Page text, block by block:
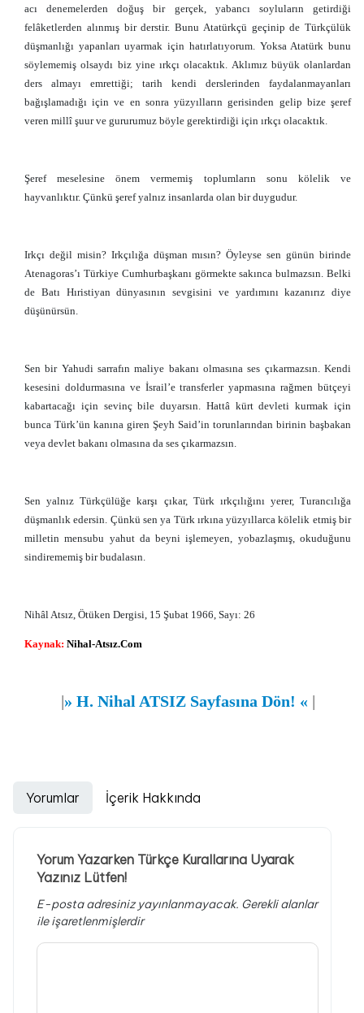
acı denemelerden doğuş bir gerçek, yabancı soyluların getirdiği
felâketlerden alınmış bir derstir. Bunu Atatürkçü geçinip de Türkçülük
düşmanlığı yapanları uyarmak için hatırlatıyorum. Yoksa Atatürk bunu
söylememiş olsaydı biz yine ırkçı olacaktık. Aklımız büyük olanlardan
ders almayı emrettiği; tarih kendi derslerinden faydalanmayanları
bağışlamadığı için ve en sonra yüzyılların gerisinden gelip bize şeref
veren millî şuur ve gururumuz böyle gerektirdiği için ırkçı olacaktık.
Şeref meselesine önem vermemiş toplumların sonu kölelik ve
hayvanlıktır. Çünkü şeref yalnız insanlarda olan bir duygudur.
Irkçı değil misin? Irkçılığa düşman mısın? Öyleyse sen günün birinde
Atenagoras’ı Türkiye Cumhurbaşkanı görmekte sakınca bulmazsın. Belki
de Batı Hıristiyan dünyasının sevgisini ve yardımını kazanırız diye
düşünürsün.
Sen bir Yahudi sarrafın maliye bakanı olmasına ses çıkarmazsın. Kendi
kesesini doldurmasına ve İsrail’e transferler yapmasına rağmen bütçeyi
kabartacağı için sevinç bile duyarsın. Hattâ kürt devleti kurmak için
bunca Türk’ün kanına giren Şeyh Said’in torunlarından birinin başbakan
veya devlet bakanı olmasına da ses çıkarmazsın.
Sen yalnız Türkçülüğe karşı çıkar, Türk ırkçılığını yerer, Turancılığa
düşmanlık edersin. Çünkü sen ya Türk ırkına yüzyıllarca kölelik etmiş bir
milletin mensubu yahut da beyni işlemeyen, yobazlaşmış, okuduğunu
sindirememiş bir budalasın.
Nihâl Atsız, Ötüken Dergisi, 15 Şubat 1966, Sayı: 26
Kaynak: Nihal-Atsız.Com
|» H. Nihal ATSIZ Sayfasına Dön! « |
Yorumlar İçerik Hakkında
Yorum Yazarken Türkçe Kurallarına Uyarak
Yazınız Lütfen!
E-posta adresiniz yayınlanmayacak. Gerekli alanlar
ile işaretlenmişlerdir